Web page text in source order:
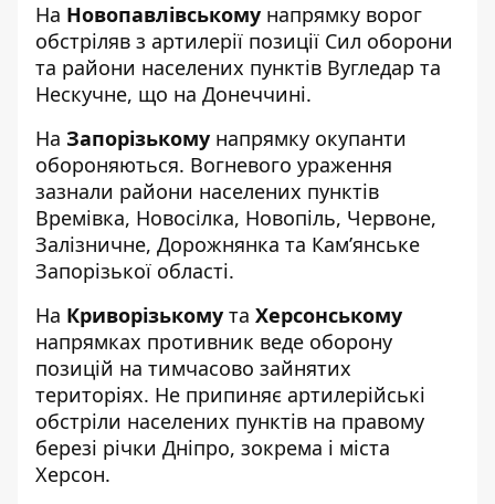
На Новопавлівському напрямку ворог
обстріляв з артилерії позиції Сил оборони
та райони населених пунктів Вугледар та
Нескучне, що на Донеччині.
На Запорізькому напрямку окупанти
обороняються. Вогневого ураження
зазнали райони населених пунктів
Времівка, Новосілка, Новопіль, Червоне,
Залізничне, Дорожнянка та Кам’янське
Запорізької області.
На Криворізькому та Херсонському
напрямках противник веде оборону
позицій на тимчасово зайнятих
територіях. Не припиняє артилерійські
обстріли населених пунктів на правому
березі річки Дніпро, зокрема і міста
Херсон.